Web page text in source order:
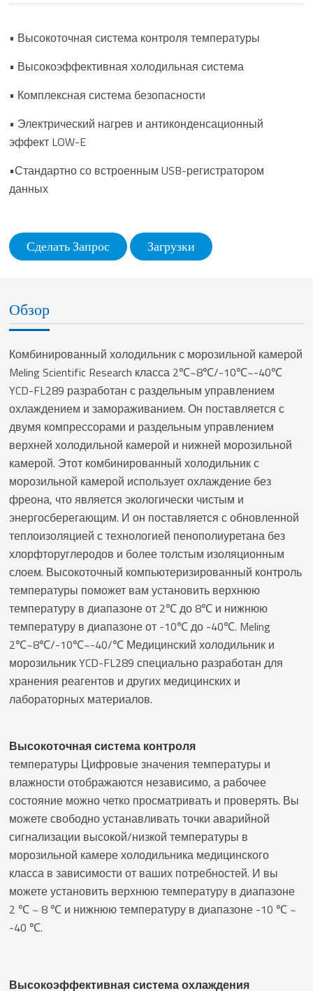
• Высокоточная система контроля температуры
• Высокоэффективная холодильная система
• Комплексная система безопасности
• Электрический нагрев и антиконденсационный
эффект LOW-E
•Стандартно со встроенным USB-регистратором
данных
Сделать Запрос Загрузки
Обзор
Комбинированный холодильник с морозильной камерой
Meling Scientific Research класса 2℃~8℃/-10℃~-40℃
YCD-FL289 разработан с раздельным управлением
охлаждением и замораживанием. Он поставляется с
двумя компрессорами и раздельным управлением
верхней холодильной камерой и нижней морозильной
камерой. Этот комбинированный холодильник с
морозильной камерой использует охлаждение без
фреона, что является экологически чистым и
энергосберегающим. И он поставляется с обновленной
теплоизоляцией с технологией пенополиуретана без
хлорфторуглеродов и более толстым изоляционным
слоем. Высокоточный компьютеризированный контроль
температуры поможет вам установить верхнюю
температуру в диапазоне от 2℃ до 8℃ и нижнюю
температуру в диапазоне от -10℃ до -40℃. Meling
2℃~8℃/-10℃~-40/℃ Медицинский холодильник и
морозильник YCD-FL289 специально разработан для
хранения реагентов и других медицинских и
лабораторных материалов.
Высокоточная система контроля
температуры Цифровые значения температуры и
влажности отображаются независимо, а рабочее
состояние можно четко просматривать и проверять. Вы
можете свободно устанавливать точки аварийной
сигнализации высокой/низкой температуры в
морозильной камере холодильника медицинского
класса в зависимости от ваших потребностей. И вы
можете установить верхнюю температуру в диапазоне
2 ℃ ~ 8 ℃ и нижнюю температуру в диапазоне -10 ℃ ~
-40 ℃.
Высокоэффективная система охлаждения